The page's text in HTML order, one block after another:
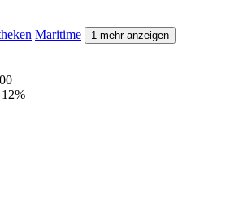
Maritime 1 mehr anzeigen
12%